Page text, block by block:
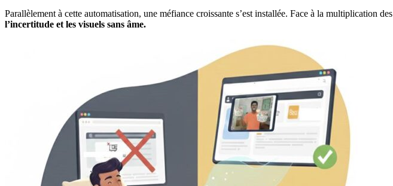
Parallèlement à cette automatisation, une méfiance croissante s’est installée. Face à la multiplication des
l’incertitude et les visuels sans âme.